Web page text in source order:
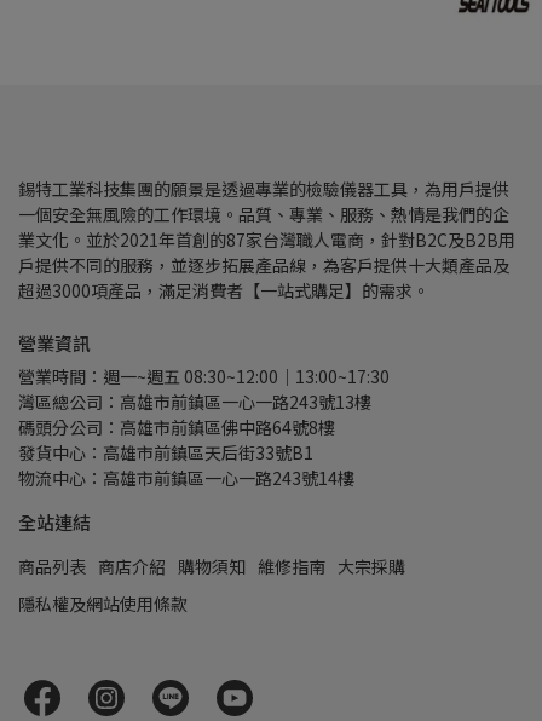
錫特工業科技集團的願景是透過專業的檢驗儀器工具，為用戶提供
一個安全無風險的工作環境。品質、專業、服務、熱情是我們的企
業文化。並於2021年首創的87家台灣職人電商，針對B2C及B2B用
戶提供不同的服務，並逐步拓展產品線，為客戶提供十大類產品及
超過3000項產品，滿足消費者【一站式購足】的需求。
營業資訊
營業時間：週一~週五 08:30~12:00｜13:00~17:30
灣區總公司：高雄市前鎮區一心一路243號13樓
碼頭分公司：高雄市前鎮區佛中路64號8樓
發貨中心：高雄市前鎮區天后街33號B1
物流中心：高雄市前鎮區一心一路243號14樓
全站連結
商品列表 商店介紹 購物須知 維修指南 大宗採購
隱私權及網站使用條款